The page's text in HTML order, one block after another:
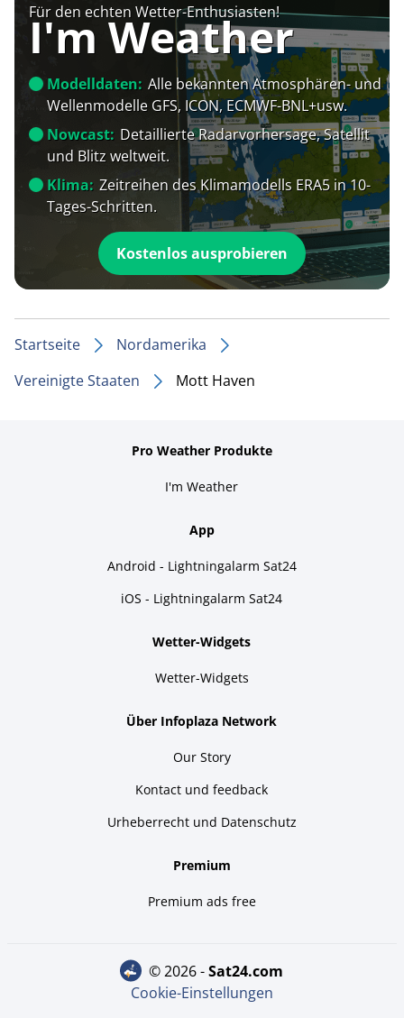
Für den echten Wetter-Enthusiasten!
I'm Weather
Modelldaten: Alle bekannten Atmosphären- und
Wellenmodelle GFS, ICON, ECMWF-BNL+usw.
Nowcast: Detaillierte Radarvorhersage, Satellit
und Blitz weltweit.
Klima: Zeitreihen des Klimamodells ERA5 in 10-
Tages-Schritten.
Kostenlos ausprobieren
Startseite
Nordamerika
Vereinigte Staaten
Mott Haven
Pro Weather Produkte
I'm Weather
App
Android - Lightningalarm Sat24
iOS - Lightningalarm Sat24
Wetter-Widgets
Wetter-Widgets
Über Infoplaza Network
Our Story
Kontact und feedback
Urheberrecht und Datenschutz
Premium
Premium ads free
© 2026 - sat24.com
Cookie-Einstellungen